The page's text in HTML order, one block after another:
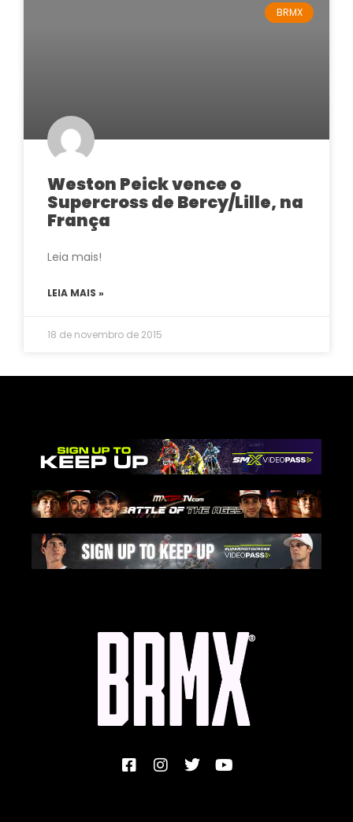
BRMX
Weston Peick vence o
Supercross de Bercy/Lille, na
França
Leia mais!
LEIA MAIS »
18 de novembro de 2015